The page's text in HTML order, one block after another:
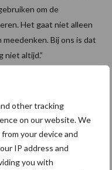
other tracking
on our website. We
your device and
IP address and
you with
om de
Het gaat niet alleen
meedenken. Bij ons is dat
niet altijd.”